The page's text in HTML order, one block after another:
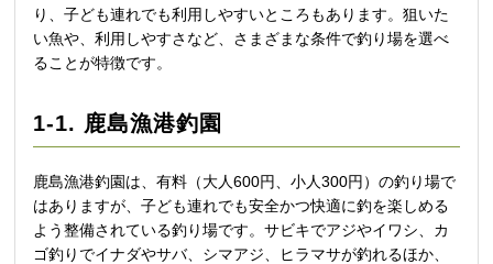
り、子ども連れでも利用しやすいところもあります。狙いた
い魚や、利用しやすさなど、さまざまな条件で釣り場を選べ
ることが特徴です。
1-1. 鹿島漁港釣園
鹿島漁港釣園は、有料（大人600円、小人300円）の釣り場で
はありますが、子ども連れでも安全かつ快適に釣を楽しめる
よう整備されている釣り場です。サビキでアジやイワシ、カ
ゴ釣りでイナダやサバ、シマアジ、ヒラマサが釣れるほか、